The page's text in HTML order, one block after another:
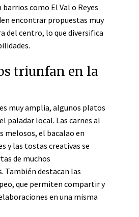
barrios como El Val o Reyes
encontrar propuestas muy
del centro, lo que diversifica
triunfan en la
muy amplia, algunos platos
paladar local. Las carnes al
melosos, el bacalao en
y las tostas creativas se
de muchos
También destacan las
que permiten compartir y
en una misma